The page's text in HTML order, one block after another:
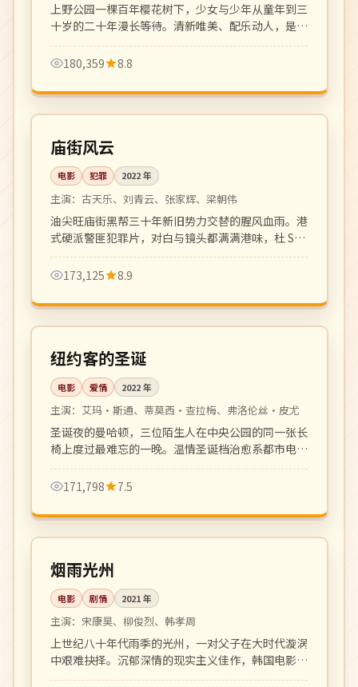
上野公园一棵百年樱花树下，少女与少年从童年到三
十岁的二十年漫长等待。清新唯美、配乐动人，是治
愈系青春爱情代表作。
180,359
8.8
中国
4K 128 分钟
庙街风云
电影 犯罪 2022年
主演： 古天乐、刘青云、张家辉、梁朝伟
油尖旺庙街黑帮三十年新旧势力交替的腥风血雨。港
式硬派警匪犯罪片，对白与镜头都满满港味，杜 Sir
招牌之作。
173,125
8.9
美国
高分 112 分钟
纽约客的圣诞
电影 爱情 2022年
主演： 艾玛·斯通、蒂莫西·查拉梅、弗洛伦丝·皮尤
圣诞夜的曼哈顿，三位陌生人在中央公园的同一张长
椅上度过最难忘的一晚。温情圣诞档治愈系都市电
影。
171,798
7.5
韩国
高分 142 分钟
烟雨光州
电影 剧情 2021年
主演： 宋康昊、柳俊烈、韩孝周
上世纪八十年代雨季的光州，一对父子在大时代漩涡
中艰难抉择。沉郁深情的现实主义佳作，韩国电影社
会派代表作之一。